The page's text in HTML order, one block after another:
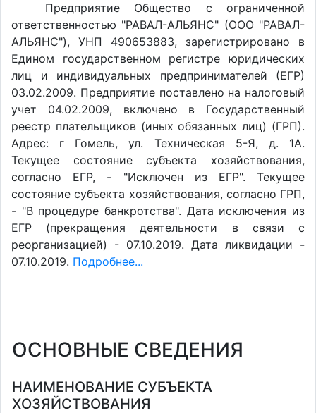
Предприятие Общество с ограниченной
ответственностью "РАВАЛ-АЛЬЯНС" (ООО "РАВАЛ-
АЛЬЯНС"), УНП 490653883, зарегистрировано в
Едином государственном регистре юридических
лиц и индивидуальных предпринимателей (ЕГР)
03.02.2009. Предприятие поставлено на налоговый
учет 04.02.2009, включено в Государственный
реестр плательщиков (иных обязанных лиц) (ГРП).
Адрес: г Гомель, ул. Техническая 5-Я, д. 1А.
Текущее состояние субъекта хозяйствования,
согласно ЕГР, - "Исключен из ЕГР". Текущее
состояние субъекта хозяйствования, согласно ГРП,
- "В процедуре банкротства". Дата исключения из
ЕГР (прекращения деятельности в связи с
реорганизацией) - 07.10.2019. Дата ликвидации -
07.10.2019. Подробнее...
ОСНОВНЫЕ СВЕДЕНИЯ
НАИМЕНОВАНИЕ СУБЪЕКТА
ХОЗЯЙСТВОВАНИЯ